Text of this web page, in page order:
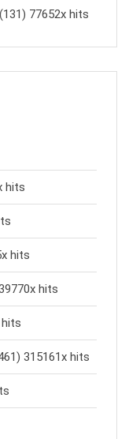
77652x hits
hits
hits
hits
hits
315161x hits